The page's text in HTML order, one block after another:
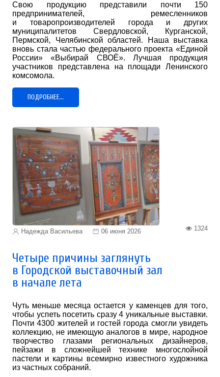
Свою продукцию представили почти 150
предпринимателей, ремесленников
и товаропроизводителей города и других
муниципалитетов Свердловской, Курганской,
Пермской, Челябинской областей. Наша выставка
вновь стала частью федерального проекта «Единой
России» «Выбирай СВОЁ». Лучшая продукция
участников представлена на площади Ленинского
комсомола.
ПОДРОБНЕЕ...
Надежда Васильева 06 июня 2026 1324
Четыре причины заглянуть
в Городской выставочный зал
в начале лета
Чуть меньше месяца остается у каменцев для того,
чтобы успеть посетить сразу 4 уникальные выставки.
Почти 4300 жителей и гостей города смогли увидеть
коллекцию, не имеющую аналогов в мире, народное
творчество глазами региональных дизайнеров,
пейзажи в сложнейшей технике многослойной
пастели и картины всемирно известного художника
из частных собраний.